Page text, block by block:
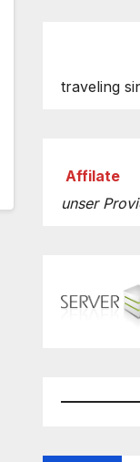
traveling
Affilate
unser